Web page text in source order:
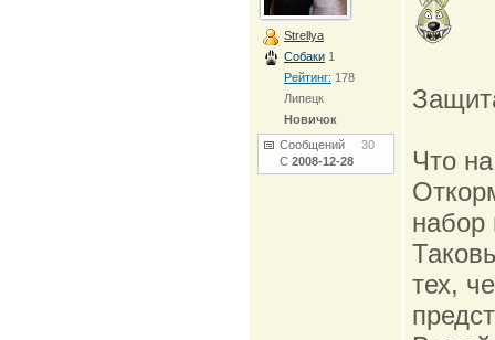
Strellya
Собаки 1
Рейтинг: 178
Липецк
Новичок
Сообщений 30
С 2008-12-28
Что
набор
тех,